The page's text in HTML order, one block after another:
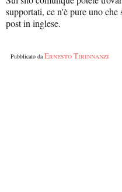
supportati, ce n'è pure uno che
post in inglese.
Pubblicato daErnesto Tirinnanzi